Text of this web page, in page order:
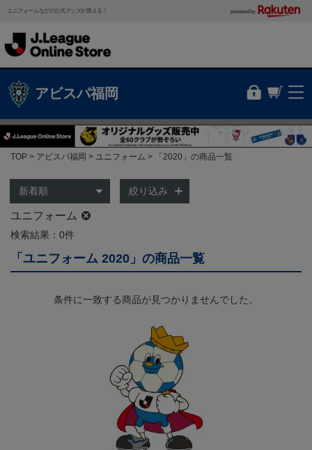
ユニフォームなどの公式グッズが買える！ powered by
アビスパ福岡
TOP アビスパ福岡 ユニフォーム 「2020」の商品一覧
絞り込み
ユニフォーム
検索結果：0件
「ユニフォーム 2020」の商品一覧
条件に一致する商品が見つかりませんでした。